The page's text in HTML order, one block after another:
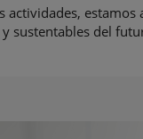
sustentables del